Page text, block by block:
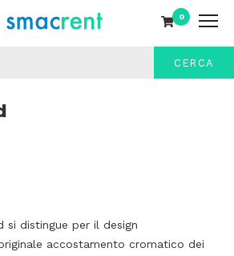
0
CERCA
si distingue per il design
accostamento cromatico dei